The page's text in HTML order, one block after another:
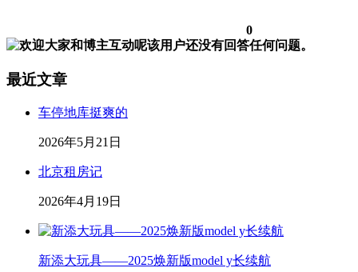
0
该用户还没有回答任何问题。
最近文章
车停地库挺爽的
2026年5月21日
北京租房记
2026年4月19日
新添大玩具——2025焕新版model y长续航